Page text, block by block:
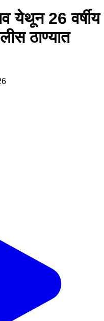
येथून 26 वर्षीय
ठाण्यात